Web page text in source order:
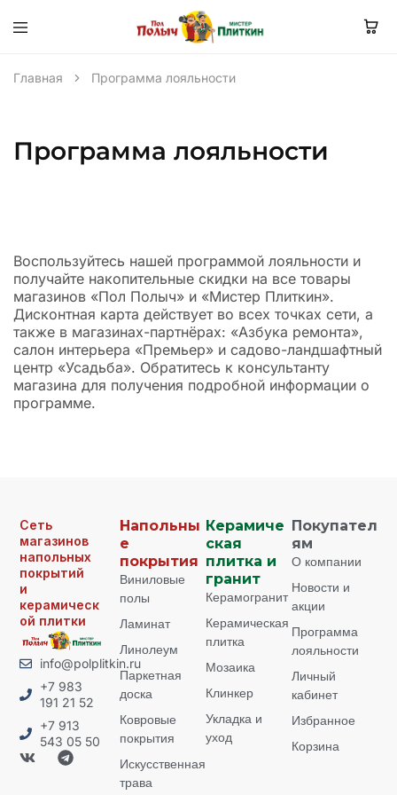
Главная Программа лояльности
Программа лояльности
Воспользуйтесь нашей программой лояльности и
получайте накопительные скидки на все товары
магазинов «Пол Полыч» и «Мистер Плиткин».
Дисконтная карта действует во всех точках сети, а
также в магазинах-партнёрах: «Азбука ремонта»,
салон интерьера «Премьер» и садово-ландшафтный
центр «Усадьба». Обратитесь к консультанту
магазина для получения подробной информации о
программе.
Сеть
магазинов
напольных
покрытий
и
керамическ
ой плитки
info@polplitkin.ru
+7 983
191 21 52
+7 913
543 05 50
Напольны
е
покрытия
Виниловые
полы
Ламинат
Линолеум
Паркетная
доска
Ковровые
покрытия
Искусственная
трава
Керамиче
ская
плитка и
гранит
Керамогранит
Керамическая
плитка
Мозаика
Клинкер
Укладка и
уход
Покупател
ям
О компании
Новости и
акции
Программа
лояльности
Личный
кабинет
Избранное
Корзина